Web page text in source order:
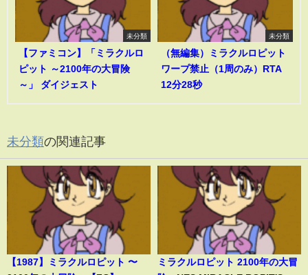
未分類
【ファミコン】「ミラクルロ
ピット ～2100年の大冒険
～」 ダイジェスト
未分類
（無編集）ミラクルロピット
ワープ禁止（1周のみ）RTA
12分28秒
未分類の関連記事
【1987】ミラクルロピット 〜
ミラクルロピット 2100年の大冒